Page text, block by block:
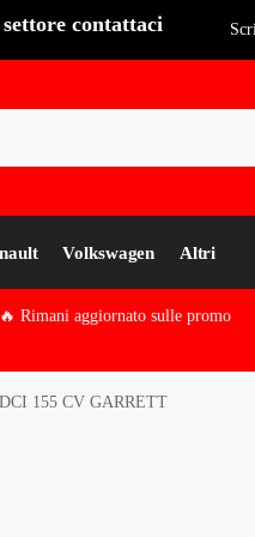
contattaci
Volkswagen Altri
Rimani aggiornato sulle promo
155 CV GARRETT